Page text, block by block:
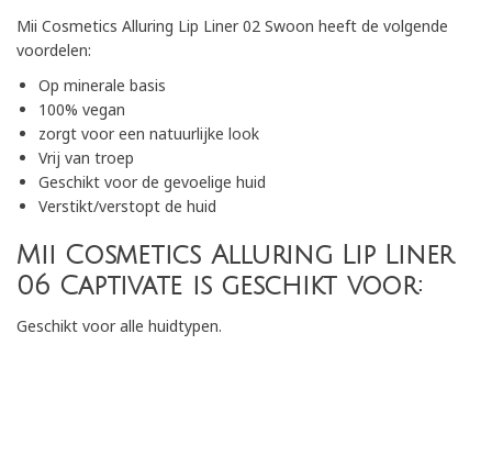
Mii Cosmetics Alluring Lip Liner 02 Swoon heeft de volgende
voordelen:
Op minerale basis
100% vegan
zorgt voor een natuurlijke look
Vrij van troep
Geschikt voor de gevoelige huid
Verstikt/verstopt de huid
Mii Cosmetics Alluring Lip Liner
06 Captivate is geschikt voor:
Geschikt voor alle huidtypen.